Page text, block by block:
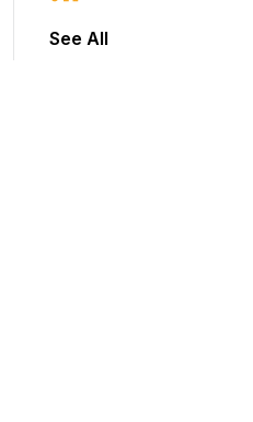
jump forward or backward.
See All